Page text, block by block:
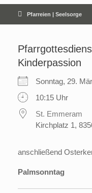
Pfarreien | Seelsorge
Kinderpassion
Sonntag, 29.
10:15 Uhr
St. Emmeram
Kirchplatz 1,
anschließend
Palmsonntag